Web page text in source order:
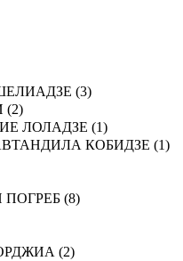
(3)
ЛОЛАДЗЕ (1)
КОБИДЗЕ (1)
(8)
(2)